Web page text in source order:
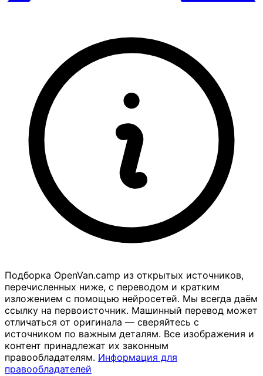
Подборка OpenVan.camp из открытых источников,
перечисленных ниже, с переводом и кратким
изложением с помощью нейросетей. Мы всегда даём
ссылку на первоисточник. Машинный перевод может
отличаться от оригинала — сверяйтесь с
источником по важным деталям. Все изображения и
контент принадлежат их законным
правообладателям. Информация для
правообладателей